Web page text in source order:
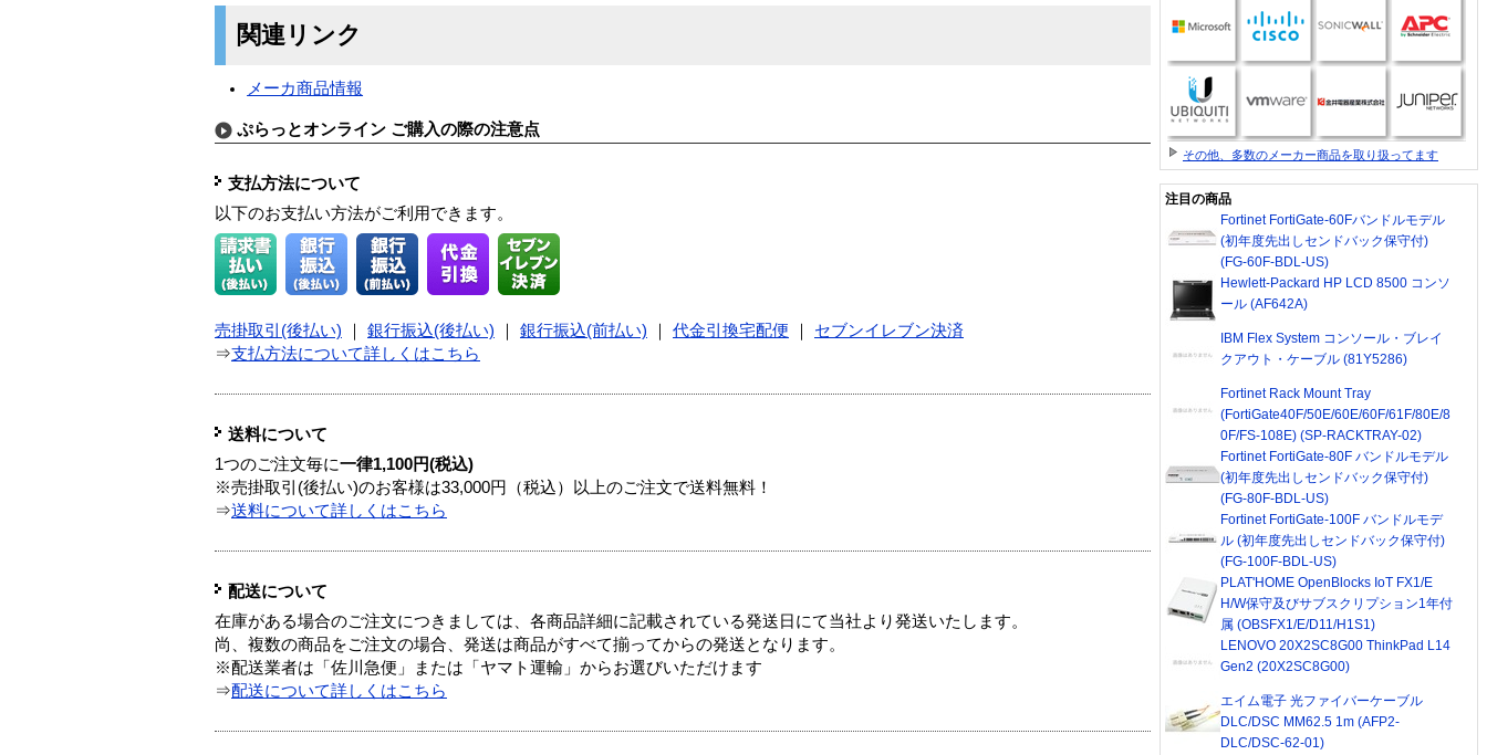
関連リンク
メーカ商品情報
ぷらっとオンライン ご購入の際の注意点
支払方法について
以下のお支払い方法がご利用できます。
売掛取引(後払い) 銀行振込(後払い) 銀行振込(前払い) 代金引換宅配便
セブンイレブン決済
⇒支払方法について詳しくはこちら
送料について
1つのご注文毎に一律1,100円(税込)
※売掛取引(後払い)のお客様は33,000円（税込）以上のご注文で送料無料！
⇒送料について詳しくはこちら
配送について
在庫がある場合のご注文につきましては、各商品詳細に記載されている発送日にて当社より発送いたします。
尚、複数の商品をご注文の場合、発送は商品がすべて揃ってからの発送となります。
※配送業者は「佐川急便」または「ヤマト運輸」からお選びいただけます
⇒配送について詳しくはこちら
その他、多数のメーカー商品を取り扱ってます
注目の商品
Fortinet FortiGate-60Fバンドルモデル
(初年度先出しセンドバック保守付)
(FG-60F-BDL-US)
Hewlett-Packard HP LCD 8500 コンソ
ール (AF642A)
IBM Flex System コンソール・ブレイ
クアウト・ケーブル (81Y5286)
Fortinet Rack Mount Tray
(FortiGate40F/50E/60E/60F/61F/80E/8
0F/FS-108E) (SP-RACKTRAY-02)
Fortinet FortiGate-80F バンドルモデル
(初年度先出しセンドバック保守付)
(FG-80F-BDL-US)
Fortinet FortiGate-100F バンドルモデ
ル (初年度先出しセンドバック保守付)
(FG-100F-BDL-US)
PLAT'HOME OpenBlocks IoT FX1/E
H/W保守及びサブスクリプション1年付
属 (OBSFX1/E/D11/H1S1)
LENOVO 20X2SC8G00 ThinkPad L14
Gen2 (20X2SC8G00)
エイム電子 光ファイバーケーブル
DLC/DSC MM62.5 1m (AFP2-
DLC/DSC-62-01)